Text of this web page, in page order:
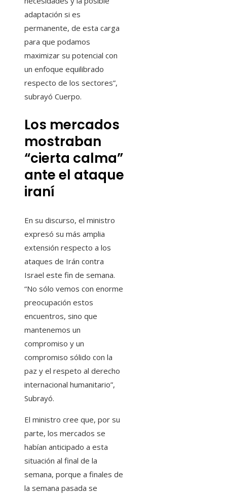
adaptación si es
permanente, de esta carga
para que podamos
maximizar su potencial con
un enfoque equilibrado
respecto de los sectores”,
subrayó Cuerpo.
Los mercados
mostraban
“cierta calma”
ante el ataque
iraní
En su discurso, el ministro
expresó su más amplia
extensión respecto a los
ataques de Irán contra
Israel este fin de semana.
“No sólo vemos con enorme
preocupación estos
encuentros, sino que
mantenemos un
compromiso y un
compromiso sólido con la
paz y el respeto al derecho
internacional humanitario”,
Subrayó.
El ministro cree que, por su
parte, los mercados se
habían anticipado a esta
situación al final de la
semana, porque a finales de
la semana pasada se